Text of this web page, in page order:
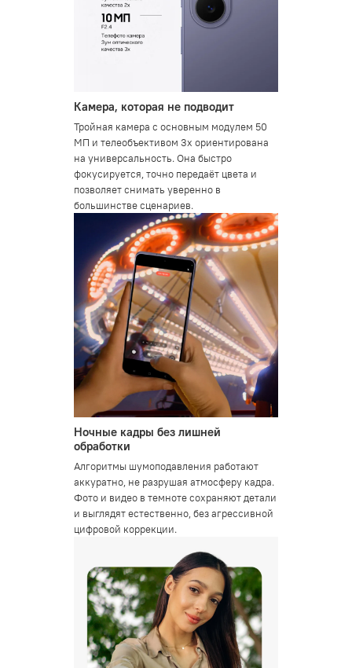
Камера, которая не подводит
Тройная камера с основным модулем 50
МП и телеобъективом 3x ориентирована
на универсальность. Она быстро
фокусируется, точно передаёт цвета и
позволяет снимать уверенно в
большинстве сценариев.
Ночные кадры без лишней
обработки
Алгоритмы шумоподавления работают
аккуратно, не разрушая атмосферу кадра.
Фото и видео в темноте сохраняют детали
и выглядят естественно, без агрессивной
цифровой коррекции.